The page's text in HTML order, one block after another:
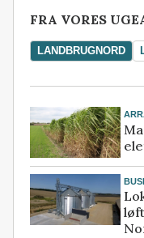
FRA VORES
LANDBRUGNORD